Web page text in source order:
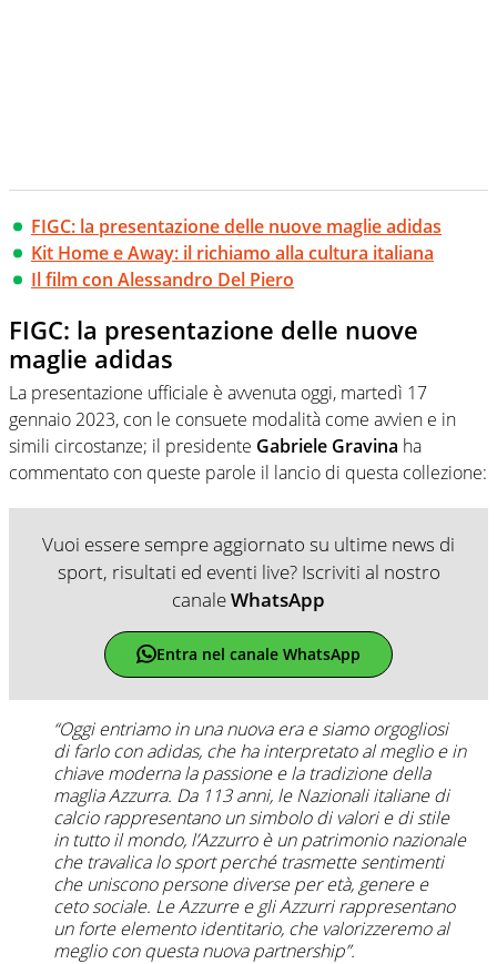
FIGC: la presentazione delle nuove maglie adidas
Kit Home e Away: il richiamo alla cultura italiana
Il film con Alessandro Del Piero
FIGC: la presentazione delle nuove
maglie adidas
La presentazione ufficiale è avvenuta oggi, martedì 17
gennaio 2023, con le consuete modalità come avvien e in
simili circostanze; il presidente Gabriele Gravina ha
commentato con queste parole il lancio di questa collezione:
Vuoi essere sempre aggiornato su ultime news di
sport, risultati ed eventi live? Iscriviti al nostro
canaleWhatsApp
Entra nel canale WhatsApp
“Oggi entriamo in una nuova era e siamo orgogliosi
di farlo con adidas, che ha interpretato al meglio e in
chiave moderna la passione e la tradizione della
maglia Azzurra. Da 113 anni, le Nazionali italiane di
calcio rappresentano un simbolo di valori e di stile
in tutto il mondo, l’Azzurro è un patrimonio nazionale
che travalica lo sport perché trasmette sentimenti
che uniscono persone diverse per età, genere e
ceto sociale. Le Azzurre e gli Azzurri rappresentano
un forte elemento identitario, che valorizzeremo al
meglio con questa nuova partnership”.